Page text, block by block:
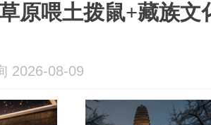
原喂土拨鼠+藏族文
2026-08-09